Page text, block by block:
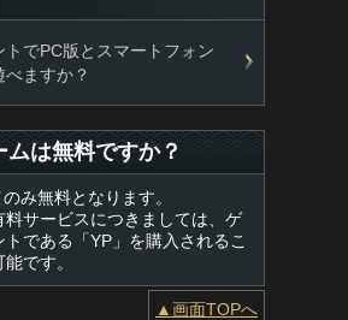
トでPC版とスマートフォン
ますか？
ムは無料ですか？
み無料となります。
料サービスにつきましては、ゲ
トである「YP」を購入されるこ
です。
▲画面TOPへ